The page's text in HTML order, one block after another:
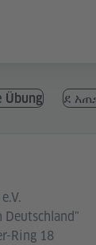
Übung ደ
Deutschland"
Ring 18